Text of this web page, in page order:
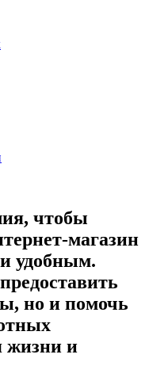
чтобы
магазин
удобным.
но и помочь
жизни и